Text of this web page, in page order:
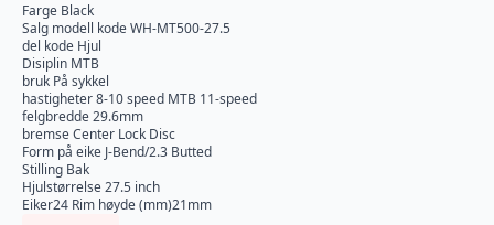
Farge Black
Salg modell kode WH-MT500-27.5
del kode Hjul
Disiplin MTB
bruk På sykkel
hastigheter 8-10 speed MTB 11-speed
felgbredde 29.6mm
bremse Center Lock Disc
Form på eike J-Bend/2.3 Butted
Stilling Bak
Hjulstørrelse 27.5 inch
Eiker24 Rim høyde (mm)21mm